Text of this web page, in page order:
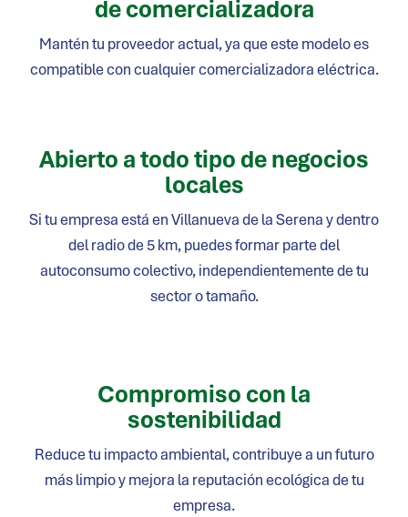
de comercializadora
Mantén tu proveedor actual, ya que este modelo es
compatible con cualquier comercializadora eléctrica.
Abierto a todo tipo de negocios
locales
Si tu empresa está enVillanueva de la Serenay dentro
del radio de 5 km, puedes formar parte del
autoconsumo colectivo, independientemente de tu
sector o tamaño.
Compromiso con la
sostenibilidad
Reduce tu impacto ambiental, contribuye a un futuro
más limpio y mejora la reputación ecológica de tu
empresa.